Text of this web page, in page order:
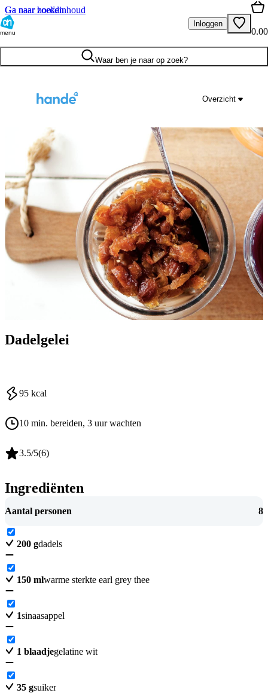
Ga naar hoofdinhoud
Ga naar zoeken
menu
Inloggen
0.00
Waar ben je naar op zoek?
Overzicht
Dadelgelei
95 kcal
10 min. bereiden, 3 uur wachten
3.5/5(6)
Ingrediënten
Aantal personen 8
200 gdadels
150 mlwarme sterkte earl grey thee
1sinaasappel
1 blaadjegelatine wit
35 gsuiker